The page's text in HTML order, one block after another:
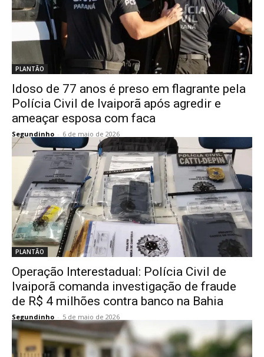
PLANTÃO
Idoso de 77 anos é preso em flagrante pela
Polícia Civil de Ivaiporã após agredir e
ameaçar esposa com faca
Segundinho - 6 de maio de 2026
PLANTÃO
Operação Interestadual: Polícia Civil de
Ivaiporã comanda investigação de fraude
de R$ 4 milhões contra banco na Bahia
Segundinho - 5 de maio de 2026